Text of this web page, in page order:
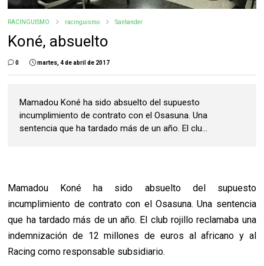
RACINGUISMO racinguismo Santander
Koné, absuelto
0 martes, 4 de abril de 2017
Mamadou Koné ha sido absuelto del supuesto
incumplimiento de contrato con el Osasuna. Una
sentencia que ha tardado más de un año. El clu...
Mamadou Koné ha sido absuelto del supuesto
incumplimiento de contrato con el Osasuna. Una sentencia
que ha tardado más de un año. El club rojillo reclamaba una
indemnización de 12 millones de euros al africano y al
Racing como responsable subsidiario.